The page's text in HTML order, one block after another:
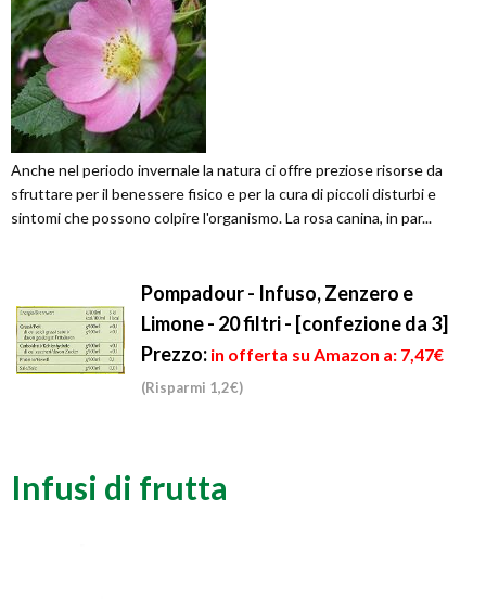
Anche nel periodo invernale la natura ci offre preziose risorse da
sfruttare per il benessere fisico e per la cura di piccoli disturbi e
sintomi che possono colpire l'organismo. La rosa canina, in par...
Pompadour - Infuso, Zenzero e
Limone - 20 filtri - [confezione da 3]
Prezzo: in offerta su Amazon a: 7,47€
(Risparmi 1,2€)
Infusi di frutta